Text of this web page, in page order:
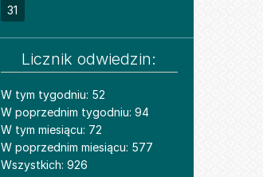
31
Licznik odwiedzin:
W tym tygodniu: 52
W poprzednim tygodniu: 94
W tym miesiącu: 72
W poprzednim miesiącu: 577
Wszystkich: 926